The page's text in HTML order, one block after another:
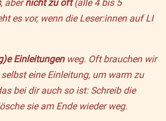
, abernicht zu oft(alle 4 bis 5
es vor, wenn die Leser:innen auf LI
Einleitungenweg. Oft brauchen wir
eine Einleitung, um warm zu
bei dir auch so ist: Schreib die
sie am Ende wieder weg.